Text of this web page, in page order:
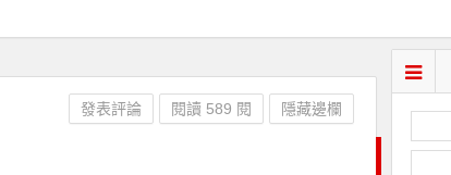
發表評論 閱讀 589 閱 隱藏邊欄